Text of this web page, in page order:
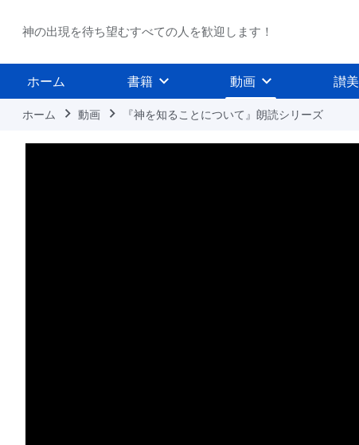
神の出現を待ち望むすべての人を歓迎します！
ホーム 書籍 動画 讃
ホーム 動画 『神を知ることについて』朗読シリーズ